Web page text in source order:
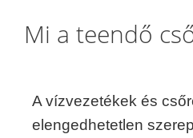
Mi a teendő
A vízvezetékek és
elengedhetetlen